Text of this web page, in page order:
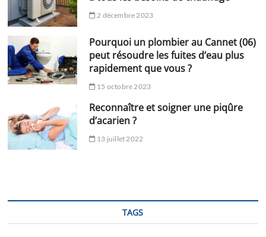
2 décembre 2023
Pourquoi un plombier au Cannet (06)
peut résoudre les fuites d’eau plus
rapidement que vous ?
15 octobre 2023
Reconnaître et soigner une piqûre
d’acarien ?
13 juillet 2022
TAGS